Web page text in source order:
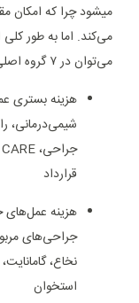
میشود چرا که امکان
می‌کند. اما به طور
می‌توان در ۷ گروه اصلی زیر خلاصه کرد.
هزینه
شیمی‌درمانی،
قرارداد
هزینه
جراحی‌های
نخاع،
استخوان